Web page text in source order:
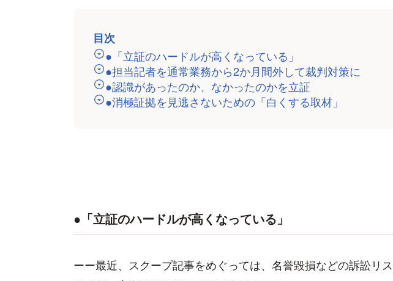
目次
●「立証のハードルが高くなっている」
●担当記者を通常業務から2か月間外して裁判対策に
●認識があったのか、なかったのかを立証
●消極証拠を見逃さないための「白くする取材」
●「立証のハードルが高くなっている」
ーー最近、スクープ記事をめぐっては、名誉毀損などの訴訟リ